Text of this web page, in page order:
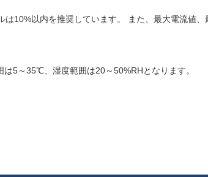
10%以内を推奨しています。 また、最大電流値、
5～35℃、湿度範囲は20～50%RHとなります。